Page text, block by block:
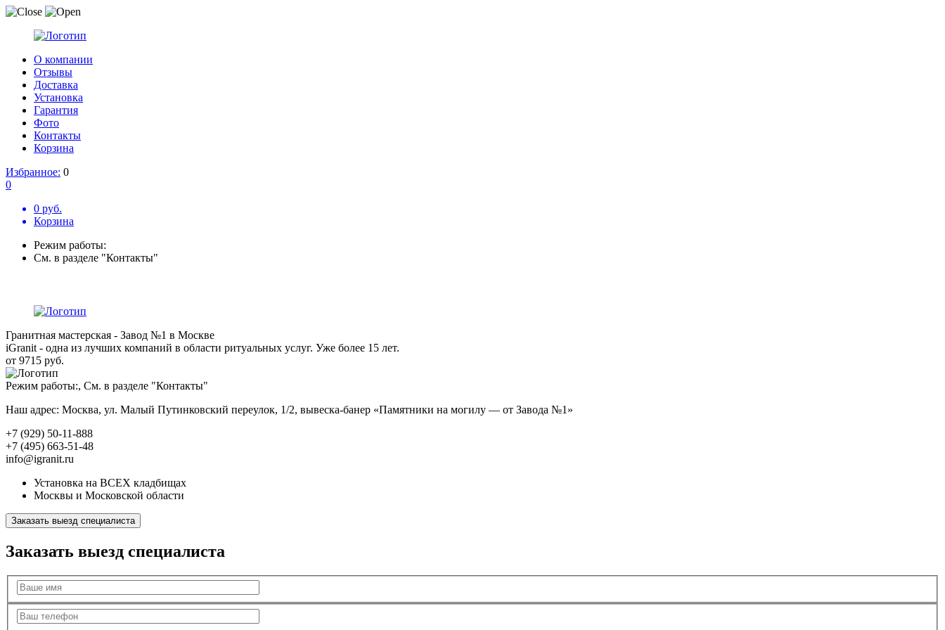
О компании
Отзывы
Доставка
Установка
Гарантия
Фото
Контакты
Корзина
Избранное: 0
0
0 руб.
Корзина
Режим работы:
См. в разделе "Контакты"
Гранитная мастерская - Завод №1 в Москве
iGranit - одна из лучших компаний в области ритуальных услуг. Уже более 15 лет.
от 9715 руб.
Режим работы:, См. в разделе "Контакты"
Наш адрес: Москва, ул. Малый Путинковский переулок, 1/2, вывеска-банер «Памятники на могилу — от Завода №1»
+7 (929) 50-11-888
+7 (495) 663-51-48
info@igranit.ru
Установка на ВСЕХ кладбищах
Москвы и Московской области
Заказать выезд специалиста
Заказать выезд специалиста